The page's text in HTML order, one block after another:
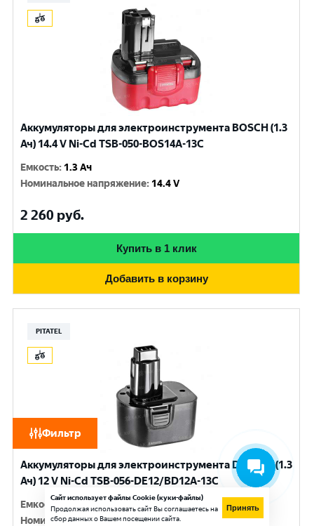
Фильтр
Аккумуляторы для электроинструмента BOSCH (1.3
Ач) 14.4 V Ni-Cd TSB-050-BOS14A-13C
Емкость: 1.3 Ач
Номинальное напряжение: 14.4 V
2 260 руб.
Купить в 1 клик
Добавить в корзину
PITATEL
Аккумуляторы для электроинструмента DEWALT (1.3
Ач) 12 V Ni-Cd TSB-056-DE12/BD12A-13C
Емкость
Номинальное напряжение:12 V
Сайт использует файлы Cookie (куки-файлы)
Продолжая использовать сайт Вы соглашаетесь на
сбор данных о Вашем посещении сайта.
Принять